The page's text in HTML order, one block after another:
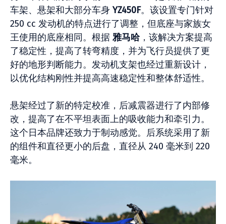
车架、悬架和大部分车身 YZ450F。该设置专门针对
250 cc 发动机的特点进行了调整，但底座与家族女
王使用的底座相同。根据 雅马哈，该解决方案提高
了稳定性，提高了转弯精度，并为飞行员提供了更
好的地形判断能力。发动机支架也经过重新设计，
以优化结构刚性并提高高速稳定性和整体舒适性。
悬架经过了新的特定校准，后减震器进行了内部修
改，提高了在不平坦表面上的吸收能力和牵引力。
这个日本品牌还致力于制动感觉。后系统采用了新
的组件和直径更小的后盘，直径从 240 毫米到 220
毫米。